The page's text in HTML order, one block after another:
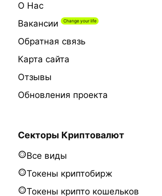
О Нас
Вакансии
Обратная связь
Карта сайта
Отзывы
Обновления проекта
Секторы Криптовалют
Все виды
Токены криптобирж
Токены крипто кошельков